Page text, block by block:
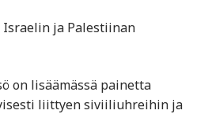
ja Palestiinan
on lisäämässä painetta
liittyen siviiliuhreihin ja